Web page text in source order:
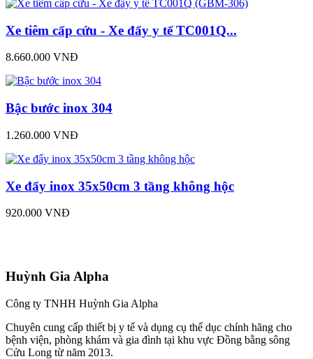
Xe tiêm cấp cứu - Xe đẩy y tế TC001Q...
8.660.000 VNĐ
Bậc bước inox 304
1.260.000 VNĐ
Xe đẩy inox 35x50cm 3 tầng không hộc
920.000 VNĐ
Huỳnh Gia Alpha
Công ty TNHH Huỳnh Gia Alpha
Chuyên cung cấp thiết bị y tế và dụng cụ thể dục chính hãng cho
bệnh viện, phòng khám và gia đình tại khu vực Đồng bằng sông
Cửu Long từ năm 2013.